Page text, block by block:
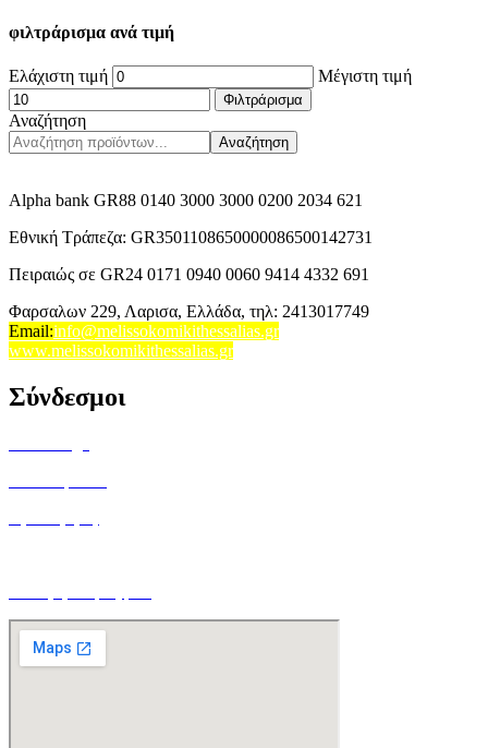
φιλτράρισμα ανά τιμή
Ελάχιστη τιμή Μέγιστη τιμή
Φιλτράρισμα
Αναζήτηση
Αναζήτηση
Alpha bank GR88 0140 3000 3000 0200 2034 621
Εθνική Τράπεζα: GR3501108650000086500142731
Πειραιώς σε GR24 0171 0940 0060 9414 4332 691
Φαρσαλων 229, Λαρισα, Ελλάδα, τηλ: 2413017749
Email:info@melissokomikithessalias.gr
www.melissokomikithessalias.gr
Σύνδεσμοι